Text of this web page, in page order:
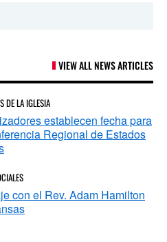
VIEW ALL NEWS ARTICLES
DE LA IGLESIA
establecen fecha para
Regional de Estados
con el Rev. Adam Hamilton